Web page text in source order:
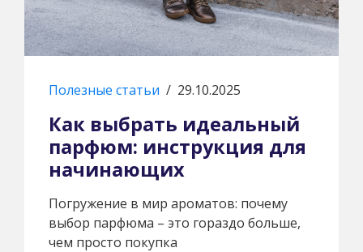
Полезные статьи / 29.10.2025
Как выбрать идеальный
парфюм: инструкция для
начинающих
Погружение в мир ароматов: почему
выбор парфюма – это гораздо больше,
чем просто покупка